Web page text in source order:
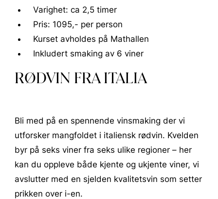
Varighet: ca 2,5 timer
Pris: 1095,- per person
Kurset avholdes på Mathallen
Inkludert smaking av 6 viner
RØDVIN FRA ITALIA
Bli med på en spennende vinsmaking der vi
utforsker mangfoldet i italiensk rødvin. Kvelden
byr på seks viner fra seks ulike regioner – her
kan du oppleve både kjente og ukjente viner, vi
avslutter med en sjelden kvalitetsvin som setter
prikken over i-en.